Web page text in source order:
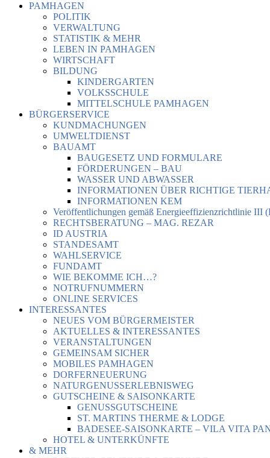
PAMHAGEN
POLITIK
VERWALTUNG
STATISTIK & MEHR
LEBEN IN PAMHAGEN
WIRTSCHAFT
BILDUNG
KINDERGARTEN
VOLKSSCHULE
MITTELSCHULE PAMHAGEN
BÜRGERSERVICE
KUNDMACHUNGEN
UMWELTDIENST
BAUAMT
BAUGESETZ UND FORMULARE
FÖRDERUNGEN – BAU
WASSER UND ABWASSER
INFORMATIONEN ÜBER RICHTIGE
INFORMATIONEN KEM
Veröffentlichungen gemäß Energieeffizienzrichtlinie III
RECHTSBERATUNG – MAG. REZAR
ID AUSTRIA
STANDESAMT
WAHLSERVICE
FUNDAMT
WIE BEKOMME ICH…?
NOTRUFNUMMERN
ONLINE SERVICES
INTERESSANTES
NEUES VOM BÜRGERMEISTER
AKTUELLES & INTERESSANTES
VERANSTALTUNGEN
GEMEINSAM SICHER
MOBILES PAMHAGEN
DORFERNEUERUNG
NATURGENUSSERLEBNISWEG
GUTSCHEINE & SAISONKARTE
GENUSSGUTSCHEINE
ST. MARTINS THERME & LODGE
BADESEE-SAISONKARTE – VILA VITA
HOTEL & UNTERKÜNFTE
& MEHR